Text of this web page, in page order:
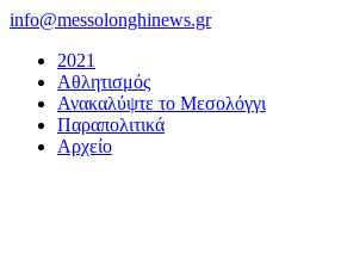
Μετάβαση
περιεχόμενο
info@messolonghinews.gr
2021
Αθλητισμός
Ανακαλύψτε το Μεσολόγγι
Παραπολιτικά
Αρχείο